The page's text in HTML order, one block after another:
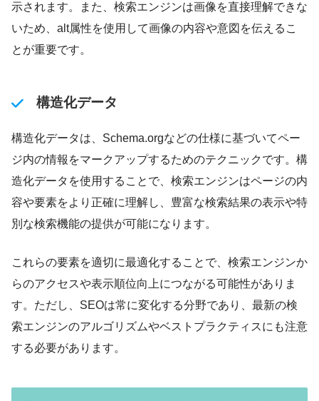
示されます。また、検索エンジンは画像を直接理解できな
いため、alt属性を使用して画像の内容や意図を伝えるこ
とが重要です。
構造化データ
構造化データは、Schema.orgなどの仕様に基づいてペー
ジ内の情報をマークアップするためのテクニックです。構
造化データを使用することで、検索エンジンはページの内
容や要素をより正確に理解し、豊富な検索結果の表示や特
別な検索機能の提供が可能になります。
これらの要素を適切に最適化することで、検索エンジンか
らのアクセスや表示順位向上につながる可能性がありま
す。ただし、SEOは常に変化する分野であり、最新の検
索エンジンのアルゴリズムやベストプラクティスにも注意
する必要があります。